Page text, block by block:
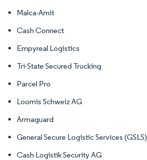
Malca-Amit
Cash Connect
Empyreal Logistics
Tri-State Secured Trucking
Parcel Pro
Loomis Schweiz AG
Armaguard
General Secure Logistic Services (GSLS)
Cash Logistik Security AG